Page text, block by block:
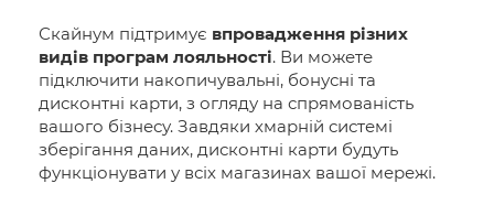
Скайнум підтримує впровадження різних
видів програм лояльності. Ви можете
підключити накопичувальні, бонусні та
дисконтні карти, з огляду на спрямованість
вашого бізнесу. Завдяки хмарній системі
зберігання даних, дисконтні карти будуть
функціонувати у всіх магазинах вашої мережі.